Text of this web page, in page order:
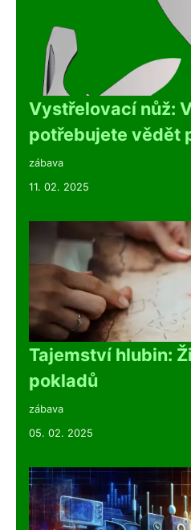
Vystřelovací nůž:
potřebujete vědět
zábava
11. 02. 2025
Tajemství hlubin:
pokladů
zábava
05. 02. 2025